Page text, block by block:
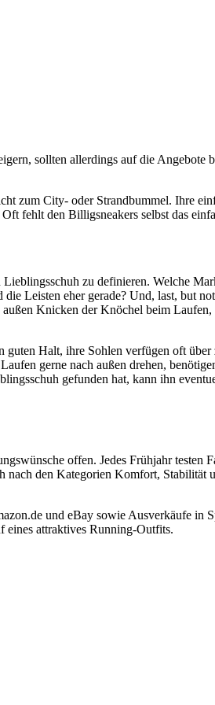
sollten allerdings auf die Angebote
zum City- oder Strandbummel. Ihre
fehlt den Billigsneakers selbst das
zu definieren. Welche
Leisten eher gerade? Und, last, but
Knicken der Knöchel beim Laufen,
Halt, ihre Sohlen verfügen oft
gerne nach außen drehen,
gefunden hat, kann ihn
offen. Jedes Frühjahr testen
den Kategorien Komfort,
und eBay sowie Ausverkäufe in
eines attraktives Running-Outfits.